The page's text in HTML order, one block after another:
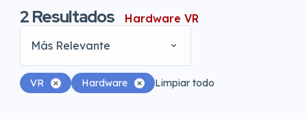
2Resultados
Hardware VR
Más Relevante
VR Hardware Limpiar todo